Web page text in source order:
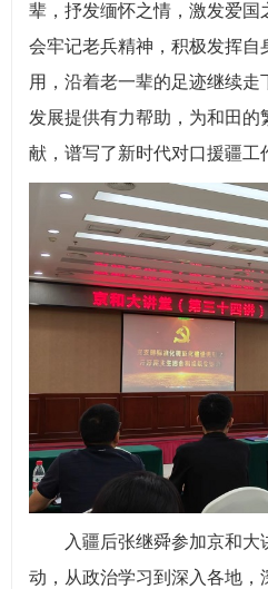
辈，抒发缅怀之情，激发爱国
会牢记老兵精神，积极发挥自
用，沿着老一辈的足迹继续
发展提供有力帮助，为和田的
献，谱写了新时代对口援疆工
入疆后张继舜参加京和
动，从政治学习到深入各地，